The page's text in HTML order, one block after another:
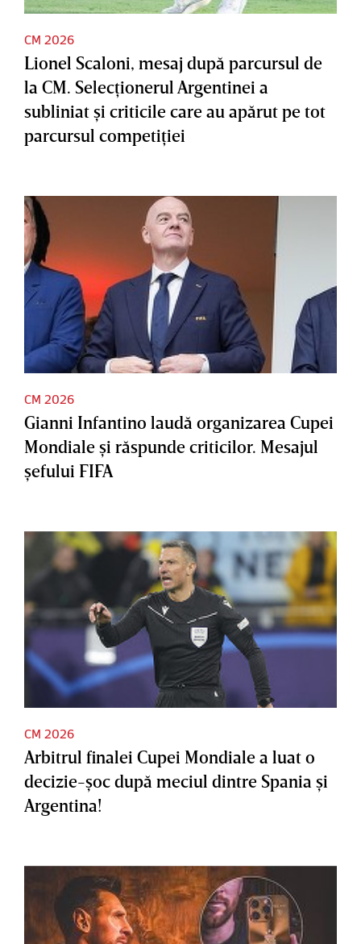
CM 2026
Lionel Scaloni, mesaj după parcursul de
la CM. Selecţionerul Argentinei a
subliniat şi criticile care au apărut pe tot
parcursul competiţiei
CM 2026
Gianni Infantino laudă organizarea Cupei
Mondiale şi răspunde criticilor. Mesajul
şefului FIFA
CM 2026
Arbitrul finalei Cupei Mondiale a luat o
decizie-şoc după meciul dintre Spania şi
Argentina!